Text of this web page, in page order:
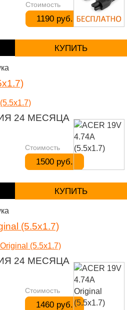
Стоимость
1190 руб.
КУПИТЬ
24 МЕСЯЦА
Стоимость
1500 руб.
КУПИТЬ
(5.5x1.7)
24 МЕСЯЦА
Стоимость
1460 руб.